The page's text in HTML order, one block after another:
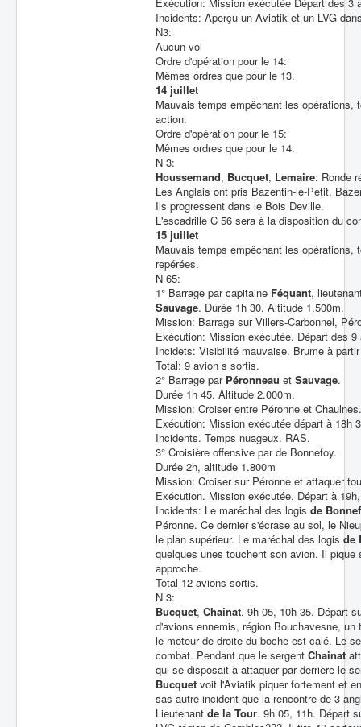
Incidents: Aperçu un Aviatik et un LVG
N3:
Aucun vol
Ordre d'opération pour le 14:
Mêmes ordres que pour le 13.
14 juillet
Mauvais temps empêchant les opérations,
action.
Ordre d'opération pour le 15:
Mêmes ordres que pour le 14.
N 3:
Houssemand, Bucquet, Lemaire: Ronde
Les Anglais ont pris Bazentin-le-Petit,
Ils progressent dans le Bois Deville.
L'escadrille C 56 sera à la disposition du
15 juillet
Mauvais temps empêchant les
repérées.
N 65:
1° Barrage par capitaine Féquant,
Sauvage. Durée 1h 30. Altitude 1.500m.
Mission: Barrage sur Villers-Carbonnel,
Exécution: Mission exécutée. Départ des
Incidets: Visibilité mauvaise. Brume à
Total: 9 avion s sortis.
2° Barrage par Péronneau et Sauvage.
Durée 1h 45. Altitude 2.000m.
Mission: Croiser entre Péronne et Chaulnes.
Exécution: Mission exécutée départ à 18h
Incidents. Temps nuageux. RAS.
3° Croisière offensive par de Bonnefoy.
Durée 2h, altitude 1.800m
Mission: Croiser sur Péronne et attaquer
Exécution. Mission exécutée. Départ à
Incidents: Le maréchal des logis de
Péronne. Ce dernier s'écrase au sol, le
le plan supérieur. Le maréchal des logis de
quelques unes touchent son avion. Il
approche.
Total 12 avions sortis.
N 3:
Bucquet, Chainat. 9h 05, 10h 35. Départ
d'avions ennemis, région Bouchavesne,
le moteur de droite du boche est calé. Le
combat. Pendant que le sergent Chainat
qui se disposait à attaquer par derrière le
Bucquet voit l'Aviatik piquer fortement et
sas autre incident que la rencontre de 3
Lieutenant de la Tour. 9h 05, 11h. Départ